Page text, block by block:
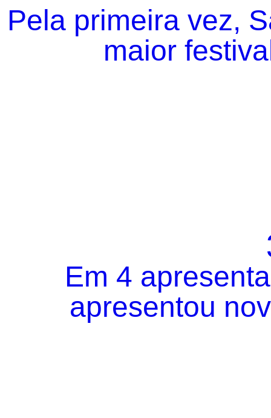
Pela primeira vez,
maior
Em 4
apresentou